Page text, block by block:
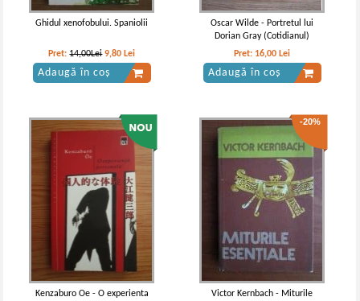
Giovanni Papini - Un om sfarsit Giovanni Papini - Un om sfarsit
Ghidul xenofobului. Spaniolii
Pret:14,00Lei 9,80 Lei
Adaugă în coș
Oscar Wilde - Portretul lui
Dorian Gray (Cotidianul)
Pret: 16,00 Lei
Adaugă în coș
Kenzaburo Oe - O experienta
-20%
Victor Kernbach - Miturile